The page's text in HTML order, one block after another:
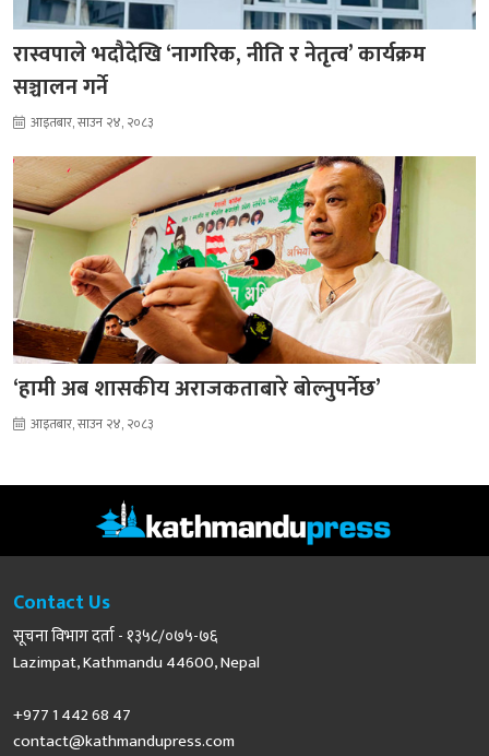
रास्वपाले भदौदेखि ‘नागरिक, नीति र नेतृत्व’ कार्यक्रम
सञ्चालन गर्ने
आइतबार, साउन २४, २०८३
‘हामी अब शासकीय अराजकताबारे बोल्नुपर्नेछ’
आइतबार, साउन २४, २०८३
Contact Us
सूचना विभाग दर्ता - १३५८/०७५-७६
Lazimpat, Kathmandu 44600, Nepal
+977 1 442 68 47
contact@kathmandupress.com